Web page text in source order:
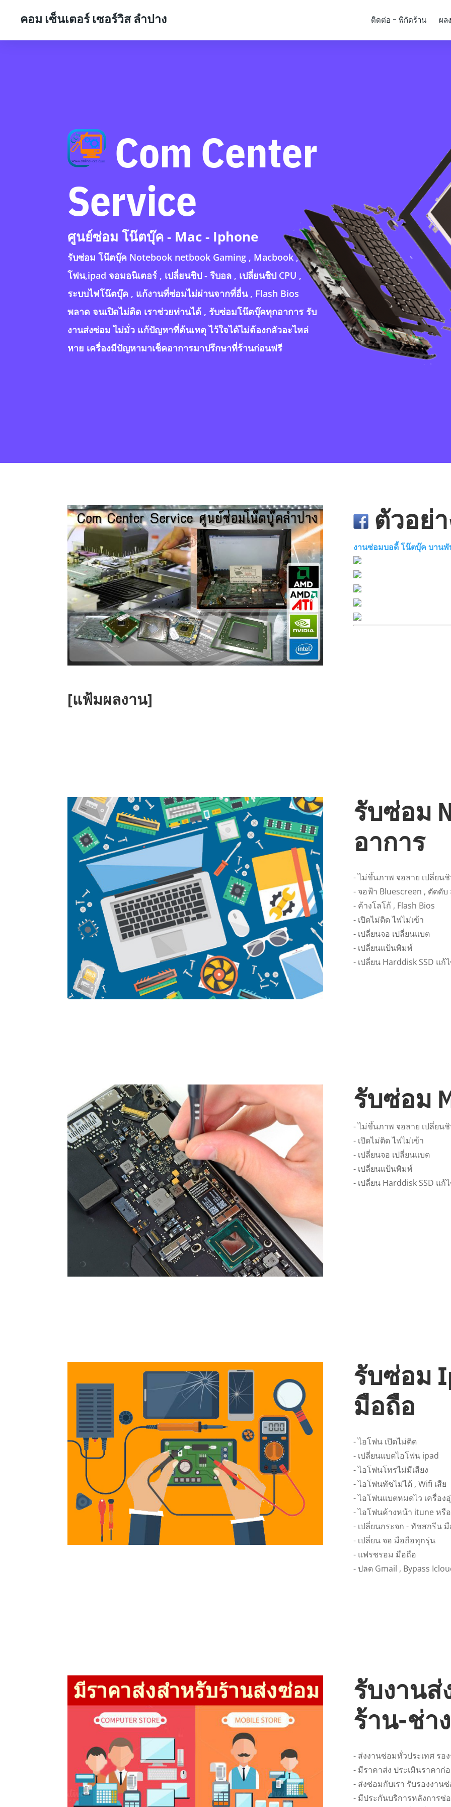
คอม เซ็นเตอร์ เซอร์วิส ลำปาง ติดต่อ - พิกัดร้าน ผล
Com Center
Service
ศูนย์ซ่อม โน๊ตบุ๊ค - Mac - Iphone
รับซ่อม โน๊ตบุ๊ค Notebook netbook Gaming , Macbook ,ไอ
โฟน,ipad จอมอนิเตอร์ , เปลี่ยนชิป - รีบอล , เปลี่ยนชิป CPU ,
ระบบไฟโน๊ตบุ๊ค , แก้งานที่ซ่อมไม่ผ่านจากที่อื่น , Flash Bios
พลาด จนเปิดไม่ติด เราช่วยท่านได้ , รับซ่อมโน๊ตบุ๊คทุกอาการ รับ
งานส่งซ่อม ไม่มั่ว แก้ปัญหาที่ต้นเหตุ ไว้ใจได้ไม่ต้องกลัวอะไหล่
หาย เครื่องมีปัญหามาเช็คอาการมาปรึกษาที่ร้านก่อนฟรี
[แฟ้มผลงาน]
ตัวอย่
งานซ่อมบอดี้ โน๊ตบุ๊ค บานพั
รับซ่อม
อาการ
- ไม่ขึ้นภาพ จอลาย เปลี่ยน
- จอฟ้า Bluescreen , ตัดดั
- ค้างโลโก้ , Flash Bios
- เปิดไม่ติด ไฟไม่เข้า
- เปลี่ยนจอ เปลี่ยนแบต
- เปลี่ยนแป้นพิมพ์
- เปลี่ยน Harddisk SSD แก้
รับซ่อม
- ไม่ขึ้นภาพ จอลาย เปลี่ยน
- เปิดไม่ติด ไฟไม่เข้า
- เปลี่ยนจอ เปลี่ยนแบต
- เปลี่ยนแป้นพิมพ์
- เปลี่ยน Harddisk SSD แก้
รับซ่อม
มือถือ
- ไอโฟน เปิดไม่ติด
- เปลี่ยนแบตไอโฟน ipad
- ไอโฟนโทรไม่มีเสียง
- ไอโฟนทัชไม่ได้ , Wifi เสีย
- ไอโฟนแบตหมดไว เครื่อง
- ไอโฟนค้างหน้า itune หรื
- เปลี่ยนกระจก - ทัชสกรีน
- เปลี่ยน จอ มือถือทุกรุ่น
- แฟรชรอม มือถือ
- ปลด Gmail , Bypass
รับงาน
ร้าน-ช่าง
- ส่งงานซ่อมทั่วประเทศ รอ
- มีราคาส่ง ประเมินราคาก่
- ส่งซ่อมกับเรา รับรองงา
- มีประกันบริการหลังการซ่